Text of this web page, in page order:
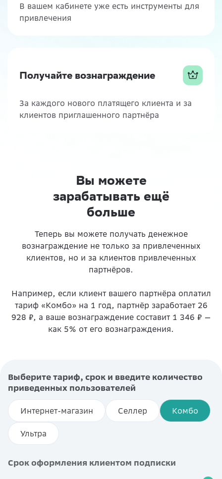
В вашем кабинете уже есть инструменты для
привлечения
Получайте вознаграждение
За каждого нового платящего клиента и за
клиентов приглашенного партнёра
Вы можете
зарабатывать ещё
больше
Теперь вы можете получать денежное
вознаграждение не только за привлеченных
клиентов, но и за клиентов привлеченных
партнёров.
Например, если клиент вашего партнёра оплатил
тариф «Комбо» на 1 год, партнёр заработает 26
928 ₽, а ваше вознаграждение составит 1 346 ₽ —
как 5% от его вознаграждения.
Выберите тариф, срок и введите количество
приведенных пользователей
Интернет-магазин Селлер Комбо
Ультра
Срок оформления клиентом подписки